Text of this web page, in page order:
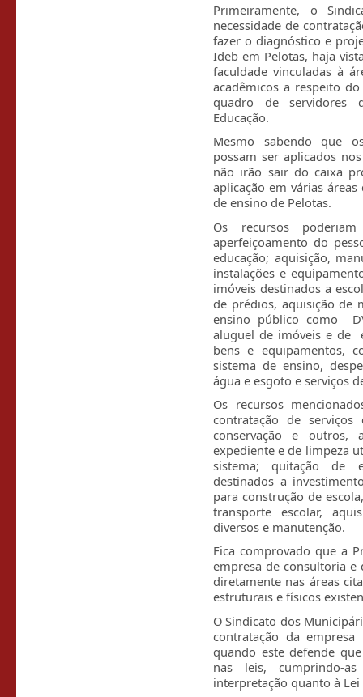
Primeiramente, o
necessidade de
fazer o diagnóstico e
Ideb em Pelotas, haja
faculdade vinculadas à
acadêmicos a respeito
quadro de servidores
Educação.
Mesmo sabendo que
possam ser aplicados
não irão sair do caixa
aplicação em várias
de ensino de Pelotas.
Os recursos
aperfeiçoamento do
educação; aquisição,
instalações e
imóveis destinados a
de prédios, aquisição de
ensino público como
aluguel de imóveis e de
bens e equipamentos,
sistema de ensino,
água e esgoto e serviços
Os recursos
contratação de
conservação e outros,
expediente e de limpeza
sistema; quitação de
destinados a
para construção de
transporte escolar,
diversos e manutenção.
Fica comprovado que a
empresa de consultoria e
diretamente nas áreas
estruturais e físicos
O Sindicato dos
contratação da
quando este defende
nas leis, cumprindo-
interpretação quanto à